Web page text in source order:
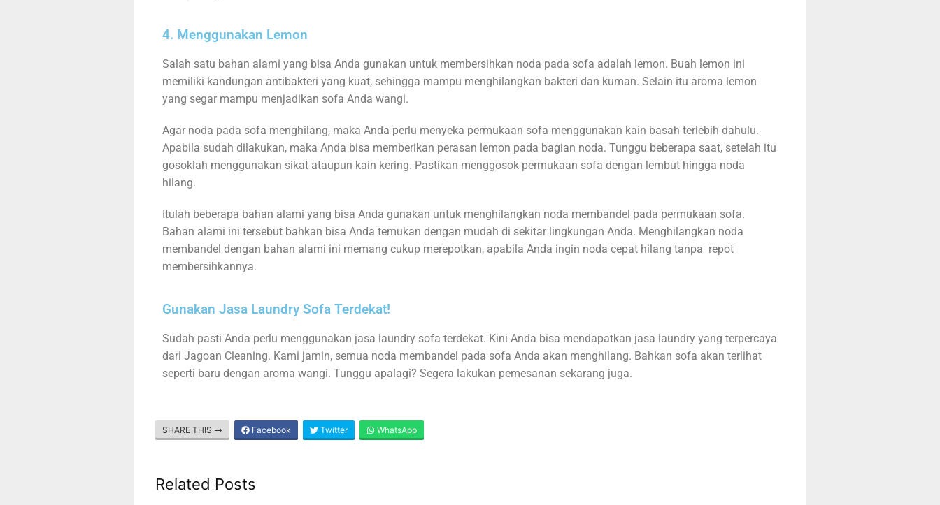
4. Menggunakan Lemon
Salah satu bahan alami yang bisa Anda gunakan untuk membersihkan noda pada sofa adalah lemon. Buah lemon ini
memiliki kandungan antibakteri yang kuat, sehingga mampu menghilangkan bakteri dan kuman. Selain itu aroma lemon
yang segar mampu menjadikan sofa Anda wangi.
Agar noda pada sofa menghilang, maka Anda perlu menyeka permukaan sofa menggunakan kain basah terlebih dahulu.
Apabila sudah dilakukan, maka Anda bisa memberikan perasan lemon pada bagian noda. Tunggu beberapa saat, setelah itu
gosoklah menggunakan sikat ataupun kain kering. Pastikan menggosok permukaan sofa dengan lembut hingga noda
hilang.
Itulah beberapa bahan alami yang bisa Anda gunakan untuk menghilangkan noda membandel pada permukaan sofa.
Bahan alami ini tersebut bahkan bisa Anda temukan dengan mudah di sekitar lingkungan Anda. Menghilangkan noda
membandel dengan bahan alami ini memang cukup merepotkan, apabila Anda ingin noda cepat hilang tanpa repot
membersihkannya.
Gunakan Jasa Laundry Sofa Terdekat!
Sudah pasti Anda perlu menggunakan jasa laundry sofa terdekat. Kini Anda bisa mendapatkan jasa laundry yang terpercaya
dari Jagoan Cleaning. Kami jamin, semua noda membandel pada sofa Anda akan menghilang. Bahkan sofa akan terlihat
seperti baru dengan aroma wangi. Tunggu apalagi? Segera lakukan pemesanan sekarang juga.
SHARE THIS Facebook Twitter WhatsApp
Related Posts